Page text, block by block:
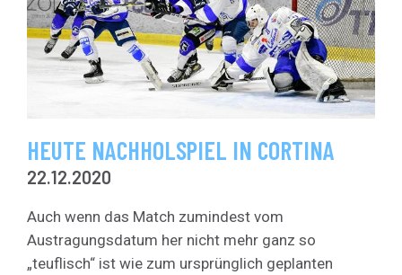
HEUTE NACHHOLSPIEL IN CORTINA
22.12.2020
Auch wenn das Match zumindest vom
Austragungsdatum her nicht mehr ganz so
„teuflisch“ ist wie zum ursprünglich geplanten